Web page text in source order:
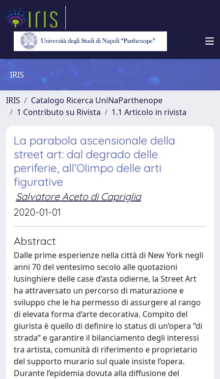
IRIS
IRIS
Catalogo Ricerca UniNaParthenope
1 Contributo su Rivista
1.1 Articolo in rivista
La parabola ascensionale della
street art: dal degrado delle
periferie, all’Olimpo delle arti
figurative
Salvatore Aceto di Capriglia
2020-01-01
Abstract
Dalle prime esperienze nella città di New York negli
anni 70 del ventesimo secolo alle quotazioni
lusinghiere delle case d’asta odierne, la Street Art
ha attraversato un percorso di maturazione e
sviluppo che le ha permesso di assurgere al rango
di elevata forma d’arte decorativa. Compito del
giurista è quello di definire lo status di un’opera “di
strada” e garantire il bilanciamento degli interessi
tra artista, comunità di riferimento e proprietario
del supporto murario sul quale insiste l’opera.
Durante l’epidemia dovuta alla diffusione del